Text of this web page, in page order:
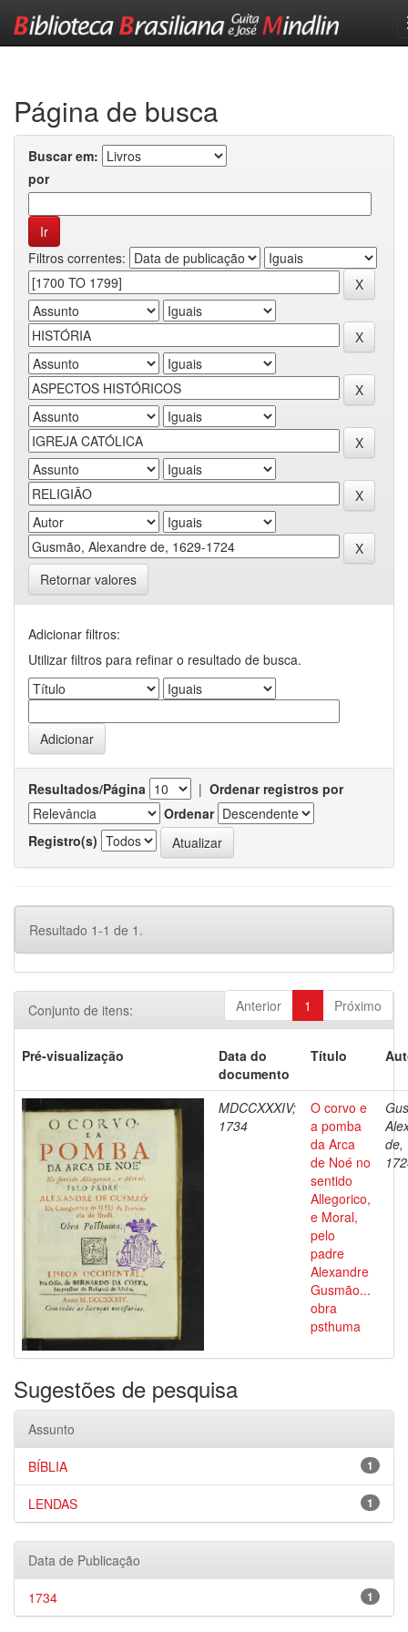
Página de busca
Buscar em:
por
Filtros correntes:
Retornar valores
Adicionar filtros:
Utilizar filtros para refinar o resultado de busca.
Resultados/Página | Ordenar registros por
Ordenar
Registro(s)
Resultado 1-1 de 1.
Anterior 1 Próximo
Conjunto de itens:
Pré-visualização
Data do
documento
Título
MDCCXXXIV;
1734
O corvo e
a pomba
da Arca
de Noé no
sentido
Allegorico,
e Moral,
pelo
padre
Alexandre
Gusmão...
obra
psthuma
de,
Sugestões de pesquisa
Assunto
1
BÍBLIA
1
LENDAS
Data de Publicação
1
1734